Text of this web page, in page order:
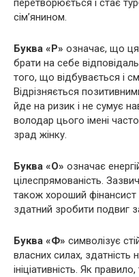
перетворюється і стає
сім’янином.
Буква « Р» означає, що ця
брати на себе
того, що відбувається і
Відрізняється
йде на ризик і не сумує
володар цього імені
зрад жінку.
Буква «О» означає
цілеспрямованість.
також хороший
здатний зробити подвиг
Буква «Ф» символізує
власних силах, здатність
ініціативність. Як